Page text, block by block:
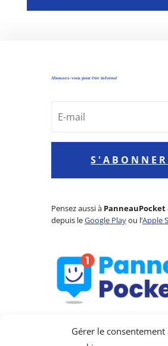
Gérer le consentement
Abonnez-vous pour être informé
S'ABONNER
Pensez aussi à PanneauPocket
depuis leGoogle Playou l’Apple